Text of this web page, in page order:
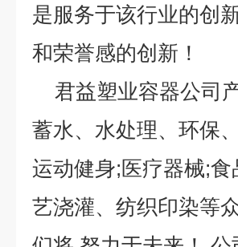
是服务于该行业的创
和荣誉感的创新！
君益塑业容器公司
蓄水、水处理、环保
运动健身;医疗器械;
艺浇灌、纺织印染等